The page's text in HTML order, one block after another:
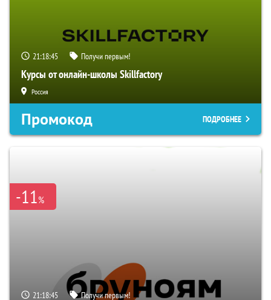
21:18:44 Получи первым!
Курсы от онлайн-школы Skillfactory
Россия
Промокод ПОДРОБНЕЕ
-11%
21:18:44 Получи первым!